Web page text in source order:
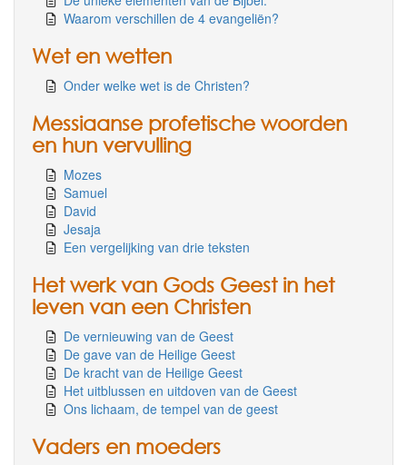
Waarom verschillen de 4 evangeliën?
Wet en wetten
Onder welke wet is de Christen?
Messiaanse profetische woorden
en hun vervulling
Mozes
Samuel
David
Jesaja
Een vergelijking van drie teksten
Het werk van Gods Geest in het
leven van een Christen
De vernieuwing van de Geest
De gave van de Heilige Geest
De kracht van de Heilige Geest
Het uitblussen en uitdoven van de Geest
Ons lichaam, de tempel van de geest
Vaders en moeders